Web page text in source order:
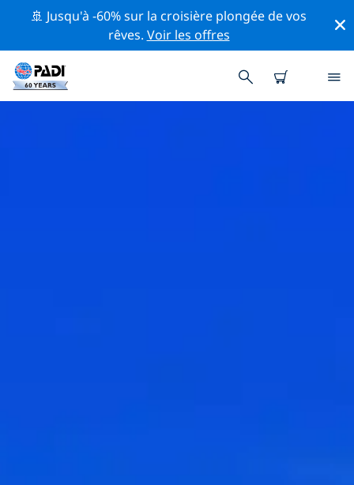
🚢 Jusqu'à -60% sur la croisière plongée de vos
rêves. Voir les offres